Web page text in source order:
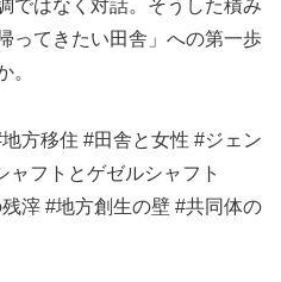
ではなく対話。そうした積み
ってきたい田舎」への第一歩
。
方移住 #田舎と女性 #ジェン
ャフトとゲゼルシャフト
滓 #地方創生の壁 #共同体の